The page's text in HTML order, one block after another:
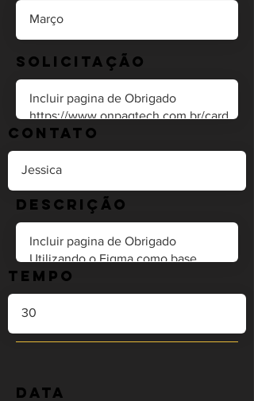
Solicitação
Contato
Descrição
Tempo
Data